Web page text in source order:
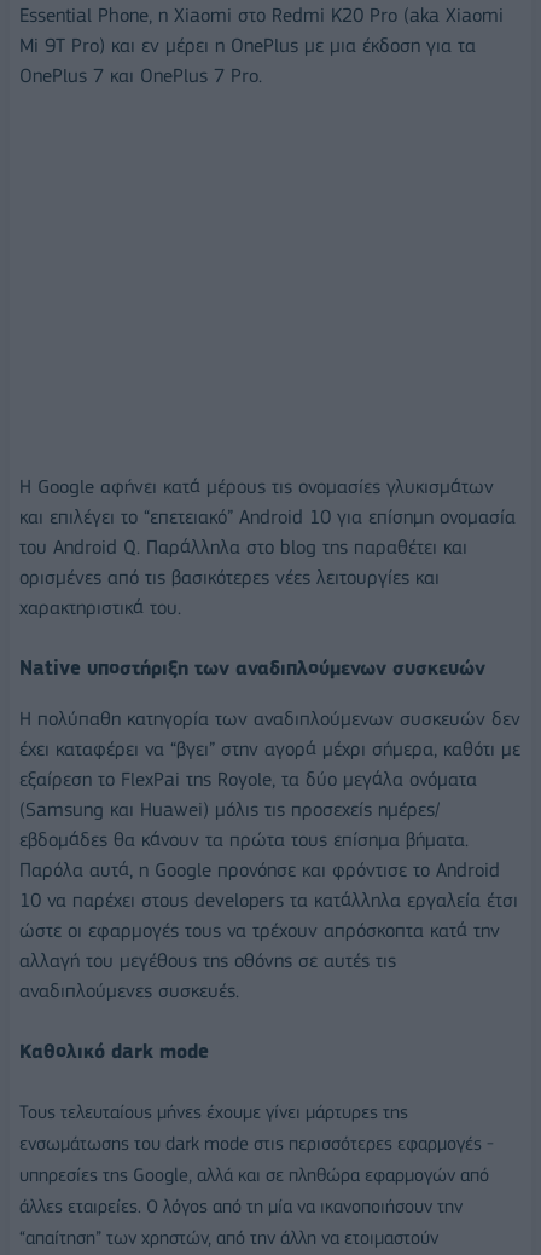
Essential Phone, η Xiaomi στο Redmi K20 Pro (aka Xiaomi
Mi 9T Pro) και εν μέρει η OnePlus με μια έκδοση για τα
OnePlus 7 και OnePlus 7 Pro.
H Google αφήνει κατά μέρους τις ονομασίες γλυκισμάτων
και επιλέγει το “επετειακό” Android 10 για επίσημη ονομασία
του Android Q. Παράλληλα στο blog της παραθέτει και
ορισμένες από τις βασικότερες νέες λειτουργίες και
χαρακτηριστικά του.
Native υποστήριξη των αναδιπλούμενων συσκευών
Η πολύπαθη κατηγορία των αναδιπλούμενων συσκευών δεν
έχει καταφέρει να “βγει” στην αγορά μέχρι σήμερα, καθότι με
εξαίρεση το FlexPai της Royole, τα δύο μεγάλα ονόματα
(Samsung και Huawei) μόλις τις προσεχείς ημέρες/
εβδομάδες θα κάνουν τα πρώτα τους επίσημα βήματα.
Παρόλα αυτά, η Google προνόησε και φρόντισε το Android
10 να παρέχει στους developers τα κατάλληλα εργαλεία έτσι
ώστε οι εφαρμογές τους να τρέχουν απρόσκοπτα κατά την
αλλαγή του μεγέθους της οθόνης σε αυτές τις
αναδιπλούμενες συσκευές.
Καθολικό dark mode
Τους τελευταίους μήνες έχουμε γίνει μάρτυρες της
ενσωμάτωσης του dark mode στις περισσότερες εφαρμογές -
υπηρεσίες της Google, αλλά και σε πληθώρα εφαρμογών από
άλλες εταιρείες. Ο λόγος από τη μία να ικανοποιήσουν την
“απαίτηση” των χρηστών, από την άλλη να ετοιμαστούν